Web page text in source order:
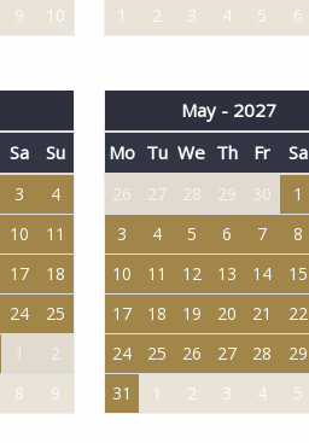
9 10
1
2 3 4 5 6
Sa Su
3
4
10
11
17
18
24
25
1
2
8 9
May - 2027
Mo Tu We Th Fr Sa
26 27 28 29 30 1
3
4 5 6 7 8
10
11 12 13 14 15
17
18 19 20 21 22
24
25 26 27 28 29
31
1 2 3 4 5